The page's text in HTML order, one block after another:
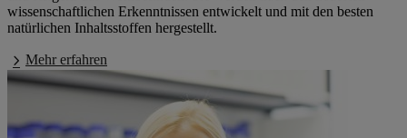
wissenschaftlichen Erkenntnissen entwickelt und mit den besten
natürlichen Inhaltsstoffen hergestellt.
Mehr erfahren